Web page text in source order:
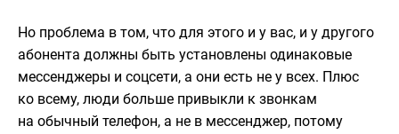
Но проблема в том, что для этого и у вас, и у другого
абонента должны быть установлены одинаковые
мессенджеры и соцсети, а они есть не у всех. Плюс
ко всему, люди больше привыкли к звонкам
на обычный телефон, а не в мессенджер, потому